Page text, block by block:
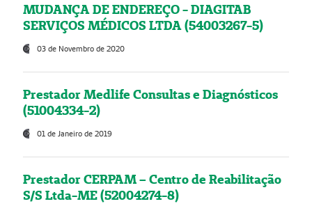
MUDANÇA DE ENDEREÇO - DIAGITAB
SERVIÇOS MÉDICOS LTDA (54003267-5)
03 de Novembro de 2020
Prestador Medlife Consultas e Diagnósticos
(51004334-2)
01 de Janeiro de 2019
Prestador CERPAM – Centro de Reabilitação
S/S Ltda-ME (52004274-8)